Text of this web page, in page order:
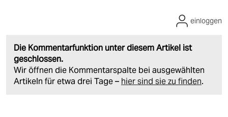
Die Kommentarfunktion unter diesem Artikel ist
geschlossen.
Wir öffnen die Kommentarspalte bei ausgewählten
Artikeln für etwa drei Tage – hier sind sie zu finden.
einloggen